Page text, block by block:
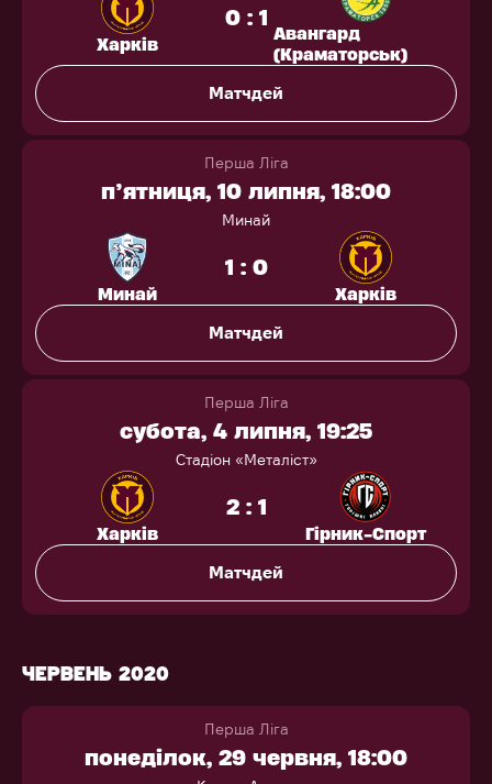
Харків
0 : 1
Авангард
(Краматорськ)
Матчдей
Перша Ліга
п’ятниця, 10 липня, 18:00
Минай
Минай
1 : 0
Харків
Матчдей
Перша Ліга
субота, 4 липня, 19:25
Стадіон «Металіст»
Харків
2 : 1
Гірник-Спорт
Матчдей
ЧЕРВЕНЬ 2020
Перша Ліга
понеділок, 29 червня, 18:00